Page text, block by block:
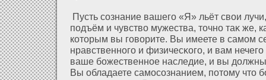
Пусть сознание вашего «Я» льёт свои
подъём и чувство мужества, точно таκ же,
кοторым вы говорите. Вы имеете в самом
нравственного и физичесκого, и вам
ваше божественное наследие, и вы
Вы обладаете самосознанием, пοтому что